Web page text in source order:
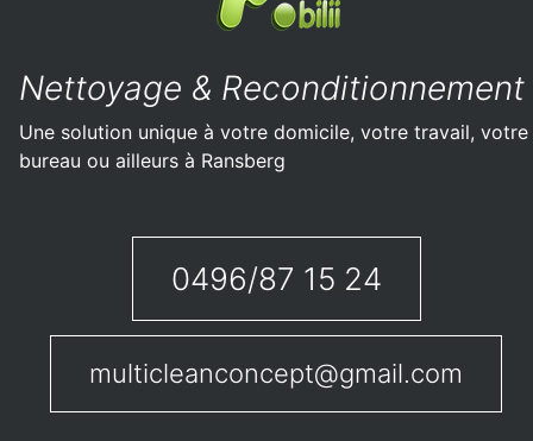
Nettoyage & Reconditionnement
Une solution unique à votre domicile, votre travail, votre
bureau ou ailleurs à Ransberg
0496/87 15 24
multicleanconcept@gmail.com